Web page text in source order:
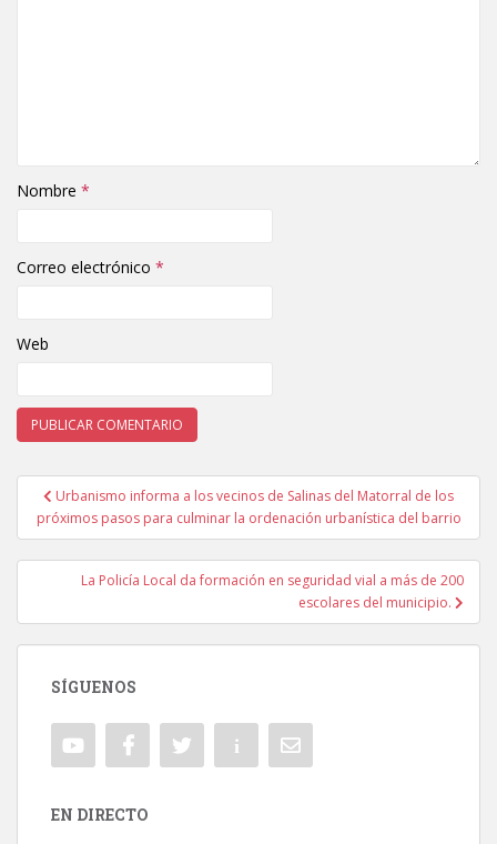
Nombre *
Correo electrónico *
Web
Navegación de entradas
Urbanismo informa a los vecinos de Salinas del Matorral de los
próximos pasos para culminar la ordenación urbanística del barrio
La Policía Local da formación en seguridad vial a más de 200
escolares del municipio.
SÍGUENOS
EN DIRECTO